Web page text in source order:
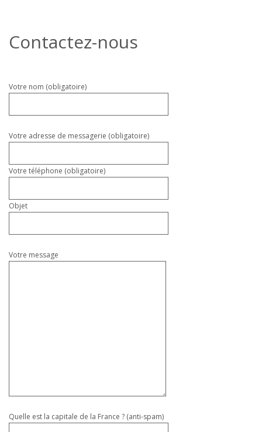
Contactez-nous
Veuillez
vide.
Votre nom (obligatoire)
Votre adresse de messagerie (obligatoire)
Votre téléphone (obligatoire)
Objet
Votre message
Quelle est la capitale de la France ? (anti-spam)